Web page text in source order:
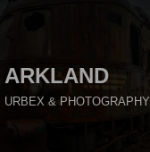
ARKLAND
URBEX & PHOTOGRAPHY